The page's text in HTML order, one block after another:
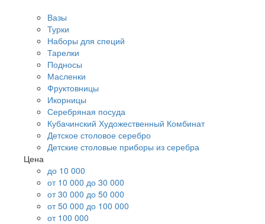
Вазы
Турки
Наборы для специй
Тарелки
Подносы
Масленки
Фруктовницы
Икорницы
Серебряная посуда
Кубачинский Художественный Комбинат
Детское столовое серебро
Детские столовые приборы из серебра
Цена
до 10 000
от 10 000 до 30 000
от 30 000 до 50 000
от 50 000 до 100 000
от 100 000